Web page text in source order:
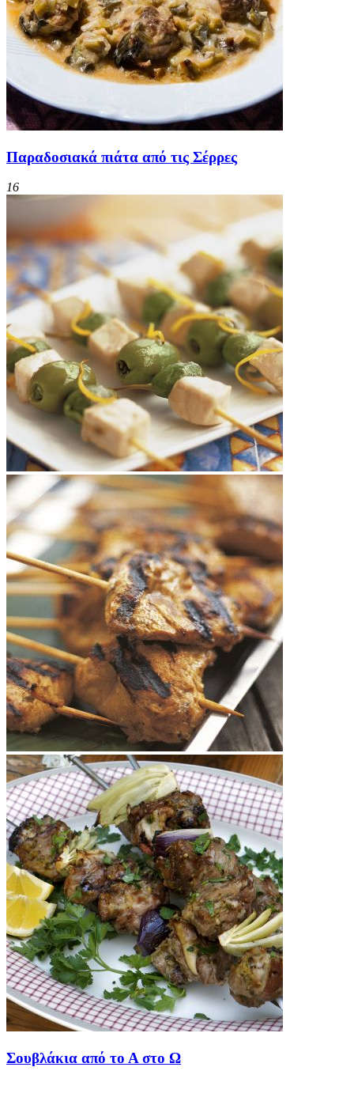
Παραδοσιακά πιάτα από τις Σέρρες
16
Σουβλάκια από το Α στο Ω